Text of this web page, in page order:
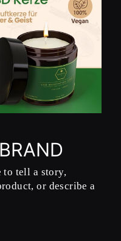
to tell a story,
or describe a